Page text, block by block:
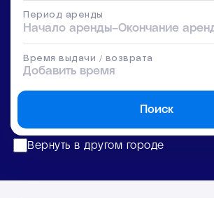
Период аренды
Начало аренды–Окончание
Время выдачи / возврата
Добавить время
Поиск
Вернуть в другом городе